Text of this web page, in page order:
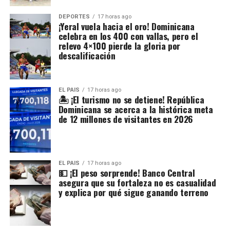
DEPORTES 17 horas ago
¡Yeral vuela hacia el oro! Dominicana
celebra en los 400 con vallas, pero el
relevo 4×100 pierde la gloria por
descalificación
EL PAIS 17 horas ago
🏝️ ¡El turismo no se detiene! República
Dominicana se acerca a la histórica meta
de 12 millones de visitantes en 2026
EL PAIS 17 horas ago
💵 ¡El peso sorprende! Banco Central
asegura que su fortaleza no es casualidad
y explica por qué sigue ganando terreno